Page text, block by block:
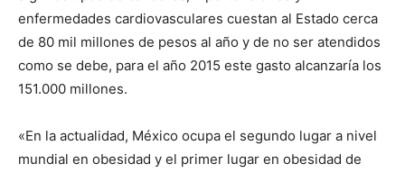
enfermedades cardiovasculares cuestan al Estado cerca
de 80 mil millones de pesos al año y de no ser atendidos
como se debe, para el año 2015 este gasto alcanzaría los
151.000 millones.
«En la actualidad, México ocupa el segundo lugar a nivel
mundial en obesidad y el primer lugar en obesidad de